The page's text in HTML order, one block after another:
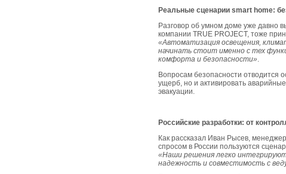
Реальные сценарии smart home:
Разговор об умном доме уже давно
компании TRUE PROJECT, тоже
«Автоматизация освещения,
начинать стоит именно с тех
комфорта и безопасности».
Вопросам безопасности отводится
ущерб, но и активировать
эвакуации.
Российские разработки: от
Как рассказал Иван Рысев,
спросом в России пользуются
«Наши решения легко
надежность и совместимость с